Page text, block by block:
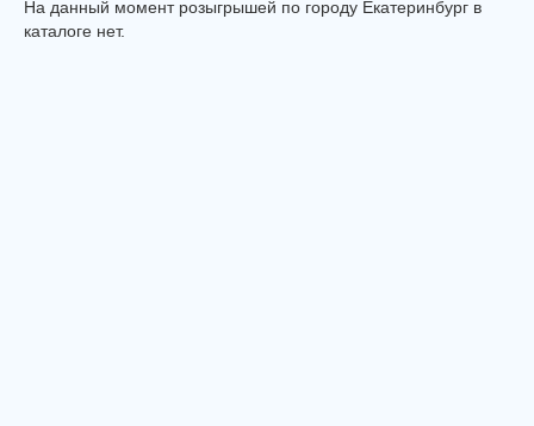
На данный момент розыгрышей по городу Екатеринбург в
каталоге нет.